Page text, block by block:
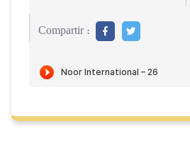
Compartir :